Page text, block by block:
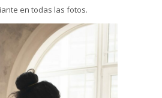
en todas las fotos.